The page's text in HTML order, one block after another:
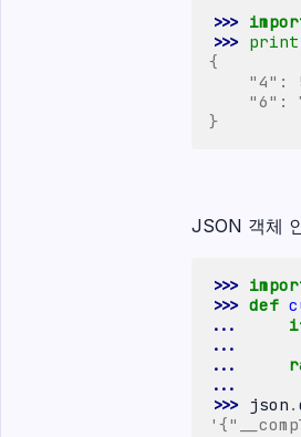
>>>
>>> print
{
"4":
"6":
}
JSON 객체
>>>
>>> def
...
...
...
...
>>>
json .